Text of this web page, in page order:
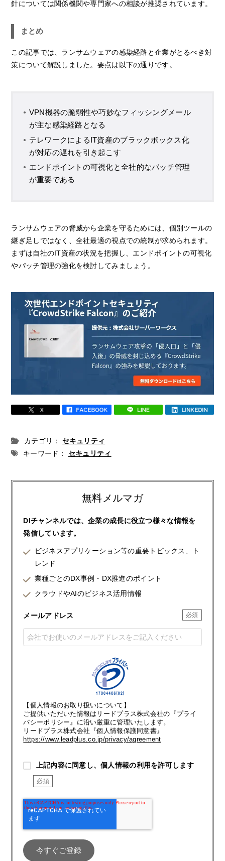
針については関係機関や専門家への相談が推奨されています。
まとめ
この記事では、ランサムウェアの感染経路と企業がとるべき対
策について解説しました。要点は以下の通りです。
VPN機器の脆弱性や巧妙なフィッシングメール
が主な感染経路となる
テレワークによるIT資産のブラックボックス化
が対応の遅れを引き起こす
エンドポイントの可視化と全社的なパッチ管理
が重要である
ランサムウェアの脅威から企業を守るためには、個別ツールの
継ぎ足しではなく、全社最適の視点での統制が求められます。
まずは自社のIT資産の状況を把握し、エンドポイントの可視化
やパッチ管理の強化を検討してみましょう。
カテゴリ：
セキュリティ
キーワード：
セキュリティ
無料メルマガ
DIチャンネルでは、企業の成長に役立つ様々な情報を
発信しています。
ビジネスアプリケーション等の重要トピックス、ト
レンド
業種ごとのDX事例・DX推進のポイント
クラウドやAIのビジネス活用情報
メールアドレス
【個人情報のお取り扱いについて】
ご提供いただいた情報はリードプラス株式会社の『プライ
バシーポリシー』に沿い厳重に管理いたします。
リードプラス株式会社『個人情報保護同意書』
https://www.leadplus.co.jp/privacy/agreement
上記内容に同意し、個人情報の利用を許可します